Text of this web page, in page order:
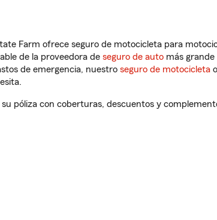
Farm ofrece seguro de motocicleta para
de la proveedora de seguro de auto más grande
de emergencia, nuestro seguro de motocicleta
póliza con coberturas, descuentos y